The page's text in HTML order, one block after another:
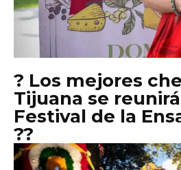
? Los mejores
Tijuana se
Festival de la
??